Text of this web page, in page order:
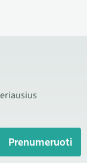
Prenumeruoti